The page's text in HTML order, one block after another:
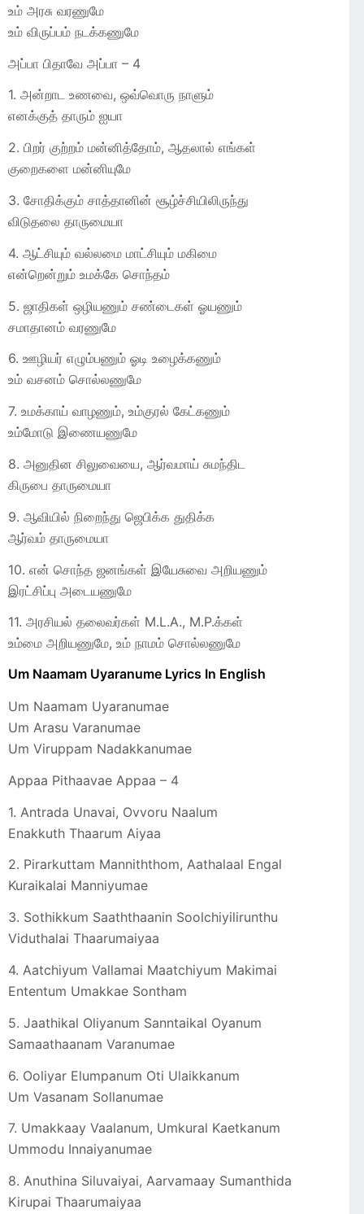
உம் அரசு வரணுமே
உம் விருப்பம் நடக்கணுமே
அப்பா பிதாவே அப்பா – 4
1. அன்றாட உணவை, ஒவ்வொரு நாளும்
எனக்குத் தாரும் ஐயா
2. பிறர் குற்றம் மன்னித்தோம், ஆதலால் எங்கள்
குறைகளை மன்னியுமே
3. சோதிக்கும் சாத்தானின் சூழ்ச்சியிலிருந்து
விடுதலை தாருமையா
4. ஆட்சியும் வல்லமை மாட்சியும் மகிமை
என்றென்றும் உமக்கே சொந்தம்
5. ஜாதிகள் ஒழியணும் சண்டைகள் ஓயணும்
சமாதானம் வரணுமே
6. ஊழியர் எழும்பணும் ஓடி உழைக்கணும்
உம் வசனம் சொல்லணுமே
7. உமக்காய் வாழணும், உம்குரல் கேட்கணும்
உம்மோடு இணையணுமே
8. அனுதின சிலுவையை, ஆர்வமாய் சுமந்திட
கிருபை தாருமையா
9. ஆவியில் நிறைந்து ஜெபிக்க துதிக்க
ஆர்வம் தாருமையா
10. என் சொந்த ஜனங்கள் இயேசுவை அறியணும்
இரட்சிப்பு அடையணுமே
11. அரசியல் தலைவர்கள் M.L.A., M.P.க்கள்
உம்மை அறியணுமே, உம் நாமம் சொல்லணுமே
Um Naamam Uyaranume Lyrics In English
Um Naamam Uyaranumae
Um Arasu Varanumae
Um Viruppam Nadakkanumae
Appaa Pithaavae Appaa – 4
1. Antrada Unavai, Ovvoru Naalum
Enakkuth Thaarum Aiyaa
2. Pirarkuttam Manniththom, Aathalaal Engal
Kuraikalai Manniyumae
3. Sothikkum Saaththaanin Soolchiyilirunthu
Viduthalai Thaarumaiyaa
4. Aatchiyum Vallamai Maatchiyum Makimai
Ententum Umakkae Sontham
5. Jaathikal Oliyanum Sanntaikal Oyanum
Samaathaanam Varanumae
6. Ooliyar Elumpanum Oti Ulaikkanum
Um Vasanam Sollanumae
7. Umakkaay Vaalanum, Umkural Kaetkanum
Ummodu Innaiyanumae
8. Anuthina Siluvaiyai, Aarvamaay Sumanthida
Kirupai Thaarumaiyaa